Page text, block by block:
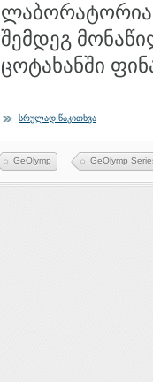
შემდეგ
ცოტახანში
სრულად წაკითხვა
GeOlymp GeOlymp